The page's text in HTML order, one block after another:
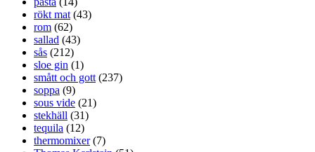
rökt mat (43)
rom (62)
sallad (43)
sås (212)
sloe gin (1)
smått och gott (237)
soppa (9)
sous vide (21)
stekhäll (31)
tequila (12)
thermomixer(7)